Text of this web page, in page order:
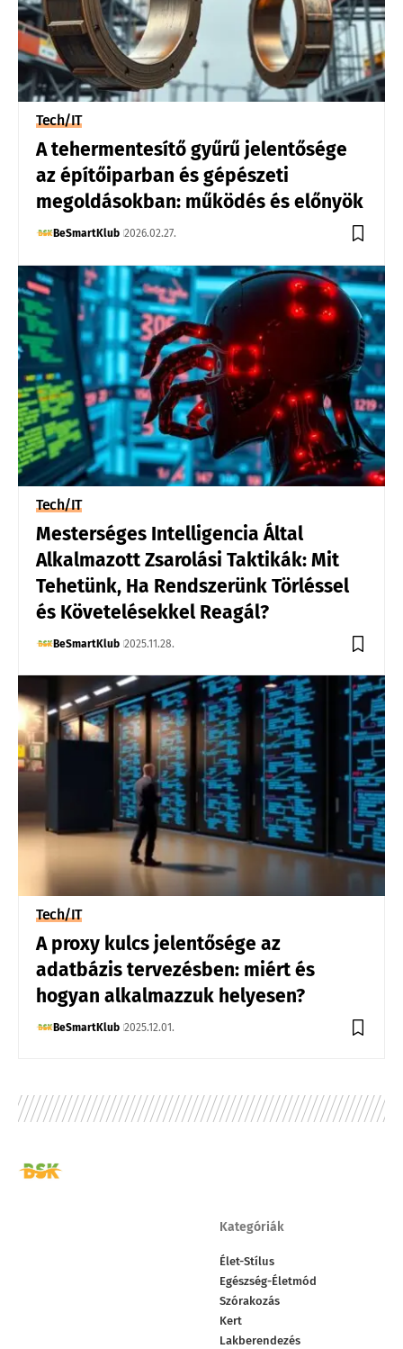
Tech/IT
A tehermentesítő gyűrű jelentősége
az építőiparban és gépészeti
megoldásokban: működés és előnyök
BeSmartKlub 2026.02.27.
Tech/IT
Mesterséges Intelligencia Által
Alkalmazott Zsarolási Taktikák: Mit
Tehetünk, Ha Rendszerünk Törléssel
és Követelésekkel Reagál?
BeSmartKlub 2025.11.28.
Tech/IT
A proxy kulcs jelentősége az
adatbázis tervezésben: miért és
hogyan alkalmazzuk helyesen?
BeSmartKlub 2025.12.01.
Kategóriák
Élet-Stílus
Egészség-Életmód
Szórakozás
Kert
Lakberendezés